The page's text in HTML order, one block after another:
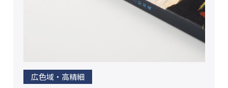
広色域・高精細